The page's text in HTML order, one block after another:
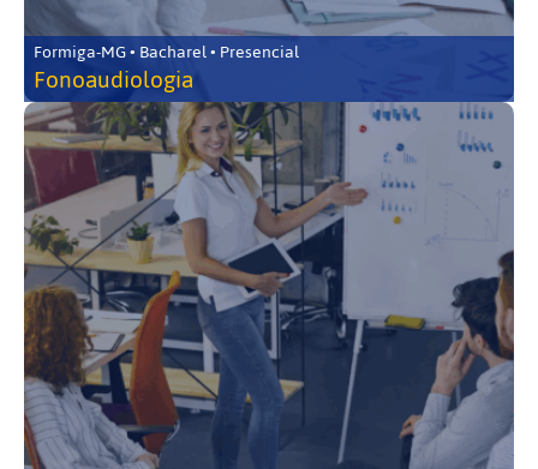
Formiga-MG • Bacharel • Presencial
Fonoaudiologia